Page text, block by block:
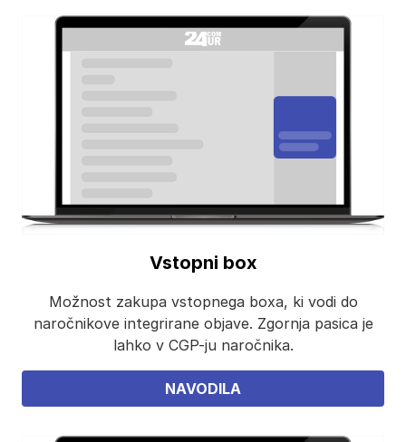
Vstopni box
Možnost zakupa vstopnega boxa, ki vodi do
naročnikove integrirane objave. Zgornja pasica je
lahko v CGP-ju naročnika.
NAVODILA